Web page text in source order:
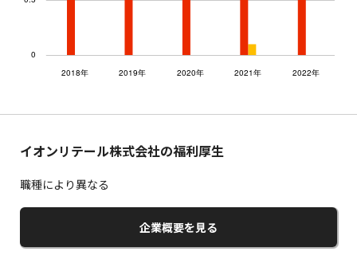
イオンリテール株式会社の福利厚生
職種により異なる
企業概要を見る